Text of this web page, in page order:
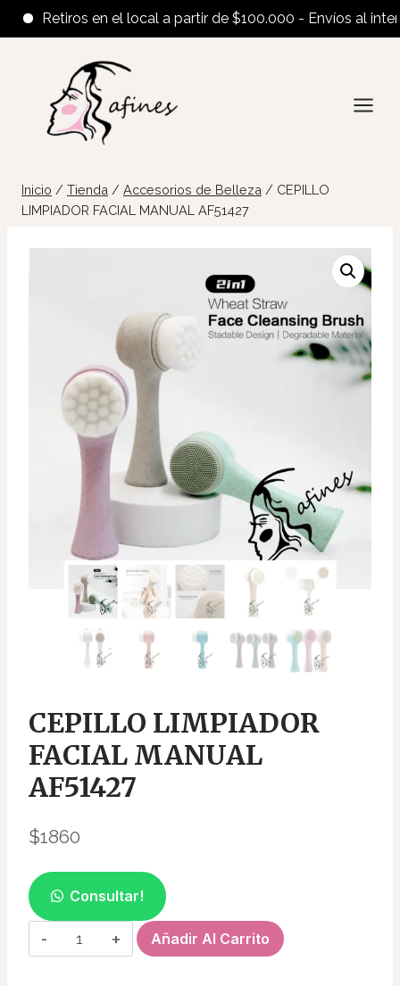
Retiros en el local a partir de $100.000 - Envíos al interior
contenido
Inicio / Tienda / Accesorios de Belleza / CEPILLO
LIMPIADOR FACIAL MANUAL AF51427
CEPILLO LIMPIADOR
FACIAL MANUAL
AF51427
$1860
Consultar!
CEPILLO
LIMPIADOR
Añadir Al Carrito